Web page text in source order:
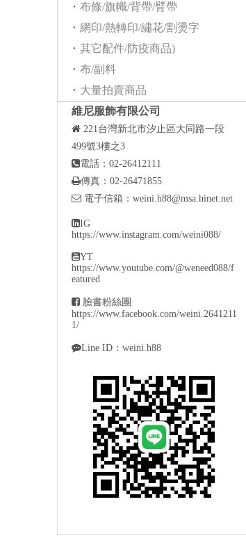
布條/旗幟/背帶/臂帶
網印/熱轉印/繡花/割燙字
其它配件/防疫商品)
布/副料
大量拍賣商品
維尼服飾有限公司
 221台灣新北市汐止區大同路一段
499號3樓之3
電話：02-26412111
傳真：02-26471855
 電子信箱： weini.h88@msa.hinet.net
IG
https://www.instagram.com/weini088/
YT
https://www.youtube.com/@weneed088/f
eatured
 臉書粉絲團
https://www.facebook.com/weini.2641211
1/
Line ID：weini.h88